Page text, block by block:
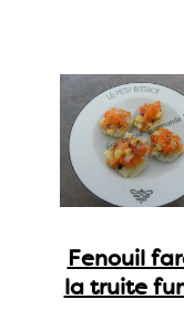
Fenouil
la truite